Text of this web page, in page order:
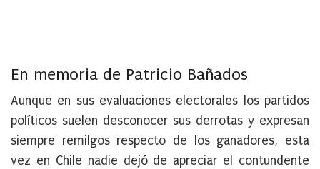
En memoria de Patricio Bañados
Aunque en sus evaluaciones electorales los partidos
políticos suelen desconocer sus derrotas y expresan
siempre remilgos respecto de los ganadores, esta
vez en Chile nadie dejó de apreciar el contundente